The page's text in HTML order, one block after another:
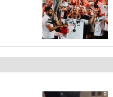
0